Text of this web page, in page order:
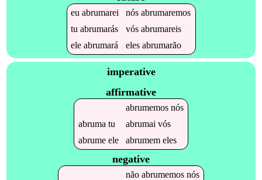
euabrumarei nósabrumaremos
tuabrumarás vósabrumareis
eleabrumará elesabrumarão
imperative
affirmative
abrumemosnós
abruma tu abrumai vós
abrumeele abrumemeles
negative
não abrumemosnós